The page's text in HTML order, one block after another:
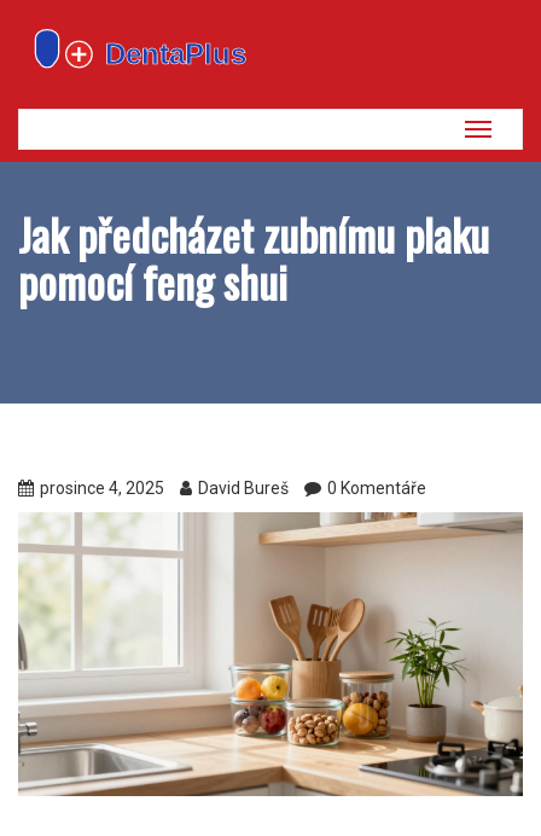
Zobrazit
navigaci
Jak předcházet zubnímu plaku
pomocí feng shui
prosince 4, 2025 David Bureš 0 Komentáře